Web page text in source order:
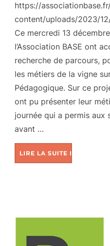
https://
content/uploads/2023/
Ce mercredi 13
l’Association BASE ont
recherche de parcours,
les métiers de la vigne
Pédagogique. Sur ce
ont pu présenter leur
journée qui a permis aux
avant …
LIRE LA SUITE DE